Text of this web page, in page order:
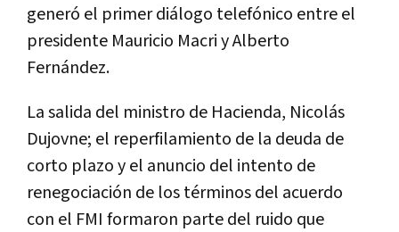
generó el primer diálogo telefónico entre el
presidente Mauricio Macri y Alberto
Fernández.
La salida del ministro de Hacienda, Nicolás
Dujovne; el reperfilamiento de la deuda de
corto plazo y el anuncio del intento de
renegociación de los términos del acuerdo
con el FMI formaron parte del ruido que